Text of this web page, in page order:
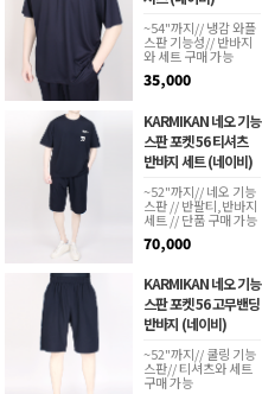
~54"까지// 냉감 와플
스판 기능성// 반바지
와 세트 구매 가능
35,000
KARMIKAN 네오 기능
스판 포켓 56 티셔츠
반바지 세트 (네이비)
~52"까지// 네오 기능
스판 // 반팔티,반바지
세트 // 단품 구매 가능
70,000
KARMIKAN 네오 기능
스판 포켓 56 고무밴딩
반바지 (네이비)
~52"까지// 쿨링 기능
스판// 티셔츠와 세트
구매 가능